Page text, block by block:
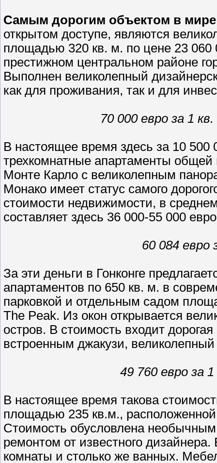
Самым дорогим объектом в мире
открытом доступе, являются
площадью 320 кв. м. по цене 23 060
престижном центральном районе
Выполнен великолепный
как для проживания, так и для
70 000 евро за 1
В настоящее время здесь за 10 500
трехкомнатные апартаменты
Монте Карло с великолепным
Монако имеет статус самого
стоимости недвижимости, в
составляет здесь 36 000-55 000
60 084 евро
За эти деньги в Гонконге
апартаментов по 650 кв. м. в
парковкой и отдельным садом
The Peak. Из окон открывается
остров. В стоимость входит
встроенным джакузи,
49 760 евро за
В настоящее время такова
площадью 235 кв.м.,
Стоимость обусловлена
ремонтом от известного
комнаты и столько же ванных.